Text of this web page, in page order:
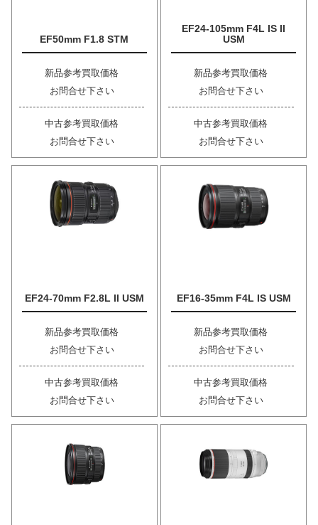
EF50mm F1.8 STM
新品参考買取価格
お問合せ下さい
中古参考買取価格
お問合せ下さい
EF24-105mm F4L IS II
USM
新品参考買取価格
お問合せ下さい
中古参考買取価格
お問合せ下さい
EF24-70mm F2.8L II USM
新品参考買取価格
お問合せ下さい
中古参考買取価格
お問合せ下さい
EF16-35mm F4L IS USM
新品参考買取価格
お問合せ下さい
中古参考買取価格
お問合せ下さい